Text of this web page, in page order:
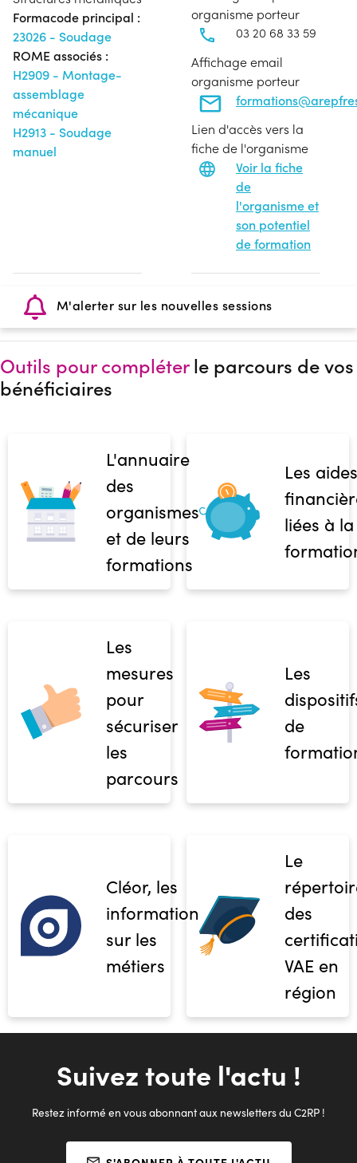
Formacode principal :
23026 - Soudage
ROME associés :
H2909 - Montage-
assemblage
mécanique
H2913 - Soudage
manuel
organisme porteur
03 20 68 33 59
Affichage email
organisme porteur
Lien d'accès vers la
fiche de l'organisme
Voir la fiche
de
l'organisme et
son potentiel
de formation
M'alerter sur les nouvelles sessions
Outils pour compléterle parcours de vos
bénéficiaires
L'annuaire
des
organismes
et de leurs
formations
Les aides
liées à la
Les
mesures
pour
sécuriser
les
parcours
Les
de
Cléor, les
informations
sur les
métiers
Le
des
VAE en
région
Suivez toute l'actu !
Restez informé en vous abonnant aux newsletters du C2RP !